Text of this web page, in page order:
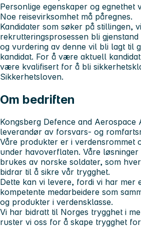
Personlige egenskaper og egnethet
Noe reisevirksomhet må påregnes.
Kandidater som søker på stillingen,
rekrutteringsprosessen bli
og vurdering av denne vil bli lagt til
kandidat. For å være aktuell
være kvalifisert for å bli
Sikkerhetsloven.
Om bedriften
Kongsberg Defence and Aerospace
leverandør av forsvars- og
Våre produkter er i verdensrommet
under havoverflaten. Våre
brukes av norske soldater, som
bidrar til å sikre vår trygghet.
Dette kan vi levere, fordi vi har mer
kompetente medarbeidere som
og produkter i verdensklasse.
Vi har bidratt til Norges trygghet i
ruster vi oss for å skape trygghet